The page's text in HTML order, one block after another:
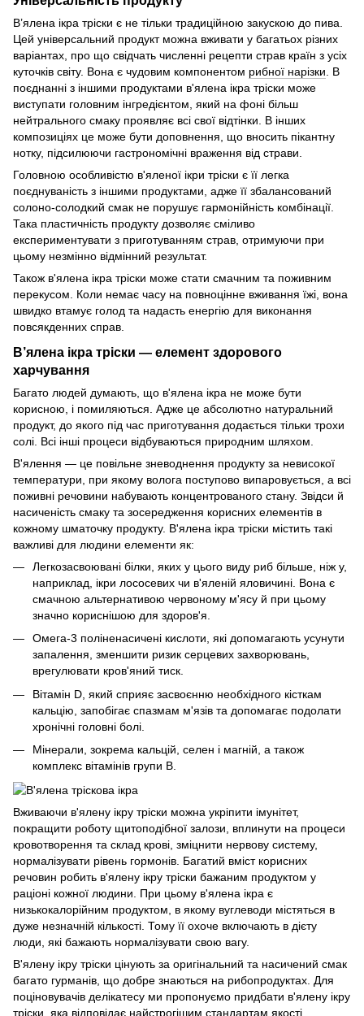
В’ялена ікра тріски є не тільки традиційною закускою до пива.
Цей універсальний продукт можна вживати у багатьох різних
варіантах, про що свідчать численні рецепти страв країн з усіх
куточків світу. Вона є чудовим компонентом рибної нарізки. В
поєднанні з іншими продуктами в'ялена ікра тріски може
виступати головним інгредієнтом, який на фоні більш
нейтрального смаку проявляє всі свої відтінки. В інших
композиціях це може бути доповнення, що вносить пікантну
нотку, підсилюючи гастрономічні враження від страви.
Головною особливістю в'яленої ікри тріски є її легка
поєднуваність з іншими продуктами, адже її збалансований
солоно-солодкий смак не порушує гармонійність комбінації.
Така пластичність продукту дозволяє сміливо
експериментувати з приготуванням страв, отримуючи при
цьому незмінно відмінний результат.
Також в'ялена ікра тріски може стати смачним та поживним
перекусом. Коли немає часу на повноцінне вживання їжі, вона
швидко втамує голод та надасть енергію для виконання
повсякденних справ.
В’ялена ікра тріски — елемент здорового
харчування
Багато людей думають, що в'ялена ікра не може бути
корисною, і помиляються. Адже це абсолютно натуральний
продукт, до якого під час приготування додається тільки трохи
солі. Всі інші процеси відбуваються природним шляхом.
В'ялення — це повільне зневоднення продукту за невисокої
температури, при якому волога поступово випаровується, а всі
поживні речовини набувають концентрованого стану. Звідси й
насиченість смаку та зосередження корисних елементів в
кожному шматочку продукту. В'ялена ікра тріски містить такі
важливі для людини елементи як:
Легкозасвоювані білки, яких у цього виду риб більше, ніж у,
наприклад, ікри лососевих чи в'яленій яловичині. Вона є
смачною альтернативою червоному м'ясу й при цьому
значно кориснішою для здоров'я.
Омега-3 поліненасичені кислоти, які допомагають усунути
запалення, зменшити ризик серцевих захворювань,
врегулювати кров'яний тиск.
Вітамін D, який сприяє засвоєнню необхідного кісткам
кальцію, запобігає спазмам м'язів та допомагає подолати
хронічні головні болі.
Мінерали, зокрема кальцій, селен і магній, а також
комплекс вітамінів групи B.
Вживаючи в'ялену ікру тріски можна укріпити імунітет,
покращити роботу щитоподібної залози, вплинути на процеси
кровотворення та склад крові, зміцнити нервову систему,
нормалізувати рівень гормонів. Багатий вміст корисних
речовин робить в'ялену ікру тріски бажаним продуктом у
раціоні кожної людини. При цьому в'ялена ікра є
низькокалорійним продуктом, в якому вуглеводи містяться в
дуже незначній кількості. Тому її охоче включають в дієту
люди, які бажають нормалізувати свою вагу.
В'ялену ікру тріски цінують за оригінальний та насичений смак
багато гурманів, що добре знаються на рибопродуктах. Для
поціновувачів делікатесу ми пропонуємо придбати в'ялену ікру
тріски, яка відповідає найстрогішим стандартам якості.